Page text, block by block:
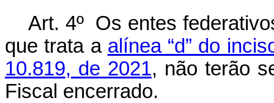
Art. 4º Os entes
que trata a alínea “d” do
10.819, de 2021, não terão
Fiscal encerrado.